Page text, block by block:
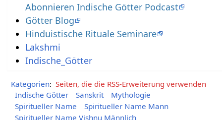
Abonnieren Indische Götter Podcast
Götter Blog
Hinduistische Rituale Seminare
Lakshmi
Indische_Götter
Kategorien: Seiten, die die RSS-Erweiterung verwenden
Indische Götter
Sanskrit
Mythologie
Spiritueller Name
Spiritueller Name Mann
Spiritueller Name Vishnu Männlich